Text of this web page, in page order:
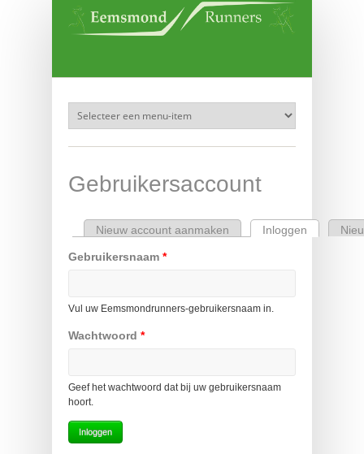
Overslaan en naar de inhoud gaan
Gebruikersaccount
Primaire tabs
Nieuw account aanmaken Inloggen (actieve
Gebruikersnaam *
Vul uw Eemsmondrunners-gebruikersnaam in.
Wachtwoord *
Geef het wachtwoord dat bij uw gebruikersnaam
hoort.